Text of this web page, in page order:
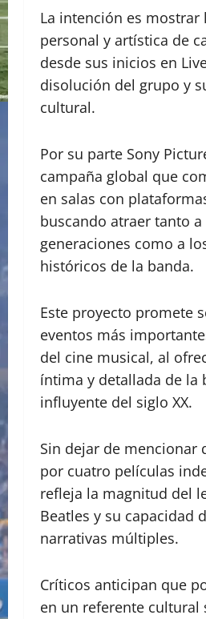
La intención es mostrar
personal y artística de
desde sus inicios en
disolución del grupo y
cultural.
Por su parte Sony
campaña global que
en salas con
buscando atraer tanto a
generaciones como a
históricos de la banda.
Este proyecto promete
eventos más
del cine musical, al
íntima y detallada de la
influyente del siglo XX.
Sin dejar de mencionar
por cuatro películas
refleja la magnitud del
Beatles y su capacidad
narrativas múltiples.
Críticos anticipan que
en un referente cultural